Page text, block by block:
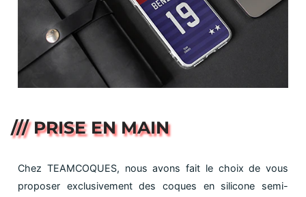
/// PRISE EN MAIN
Chez TEAMCOQUES, nous avons fait le choix de vous
proposer exclusivement des coques en silicone semi-